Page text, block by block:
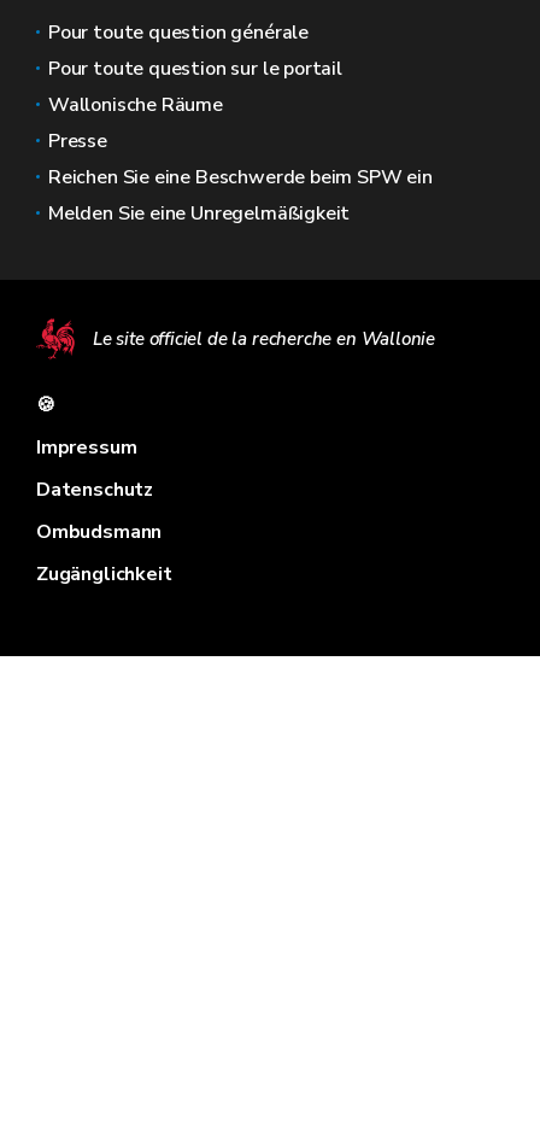
Pour toute question générale
Pour toute question sur le portail
Wallonische Räume
Presse
Reichen Sie eine Beschwerde beim SPW ein
Melden Sie eine Unregelmäßigkeit
Le site officiel de la recherche en Wallonie
🍪
Impressum
Datenschutz
Ombudsmann
Zugänglichkeit